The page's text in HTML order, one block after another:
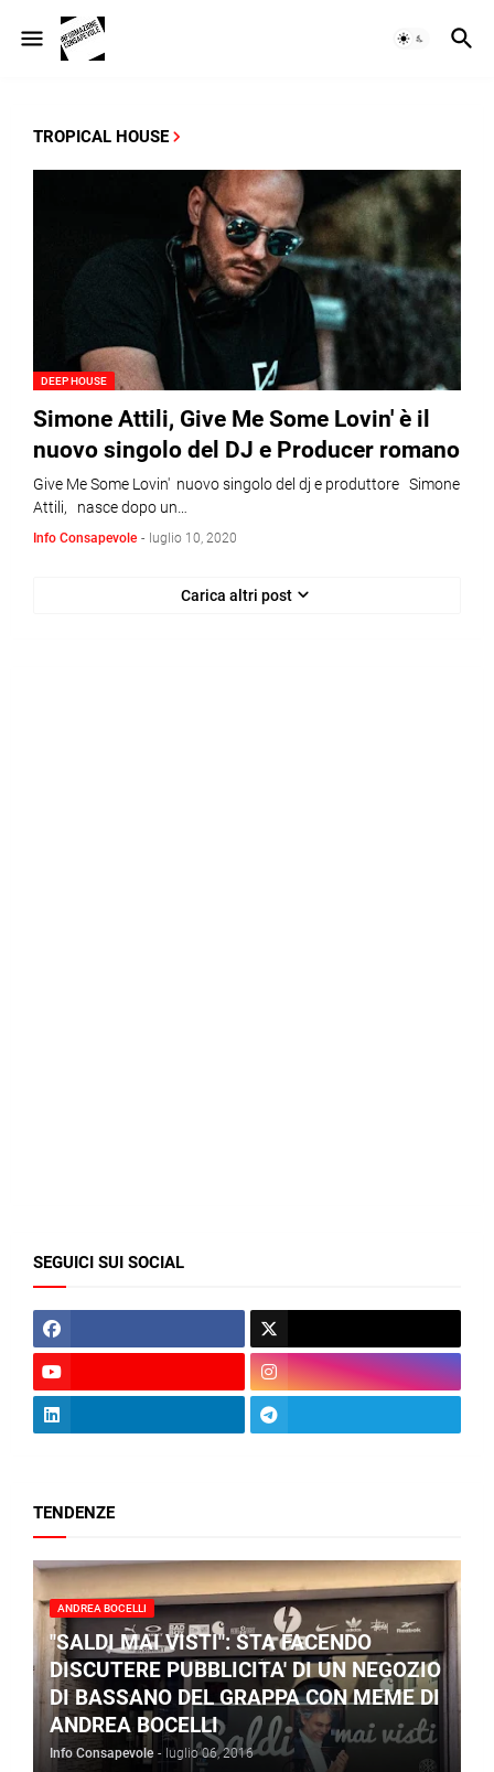
TROPICAL HOUSE
DEEP HOUSE
Simone Attili, Give Me Some Lovin' è il
nuovo singolo del DJ e Producer romano
Give Me Some Lovin' nuovo singolo del dj e produttore Simone
Attili, nasce dopo un…
Info Consapevole - luglio 10, 2020
Carica altri post
SEGUICI SUI SOCIAL
TENDENZE
ANDREA BOCELLI
"SALDI MAI VISTI": STA FACENDO
DISCUTERE PUBBLICITA' DI UN NEGOZIO
DI BASSANO DEL GRAPPA CON MEME DI
ANDREA BOCELLI
Info Consapevole - luglio 06, 2016